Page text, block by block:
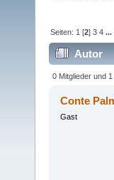
Seiten: 1 [2]3 4 ...
Autor
0 Mitglieder und
Conte
Gast